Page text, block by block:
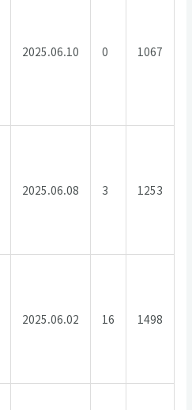
2025.06.10 0 1067
2025.06.08 3 1253
2025.06.02 16 1498